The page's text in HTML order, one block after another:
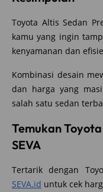
Toyota Altis Sedan
kamu yang ingin
kenyamanan dan
Kombinasi desain
dan harga yang
salah satu sedan
Temukan
SEVA
Tertarik dengan
SEVA.id untuk cek